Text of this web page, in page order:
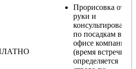
Прорисовка от
руки и
консультирование
по посадкам в
офисе компании
(время встречи
определяется